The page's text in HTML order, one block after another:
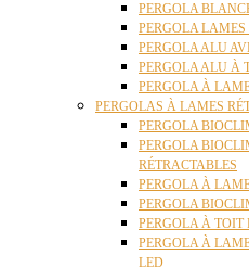
PERGOLA
PERGOLA
PERGOLA ALU
PERGOLA ALU À
PERGOLA À
PERGOLAS À LAMES
PERGOLA
PERGOLA
RÉTRACTABLES
PERGOLA À
PERGOLA
PERGOLA À TOIT
PERGOLA À
LED